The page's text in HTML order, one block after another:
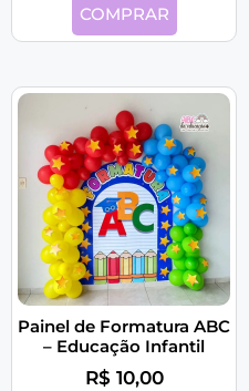
COMPRAR
Painel de Formatura ABC
– Educação Infantil
R$ 10,00